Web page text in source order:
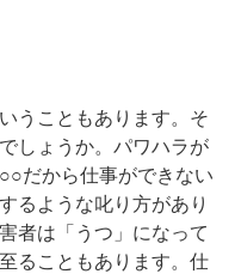
うこともあります。そ
しょうか。パワハラが
だから仕事ができない
るような叱り方があり
者は「うつ」になって
ることもあります。仕